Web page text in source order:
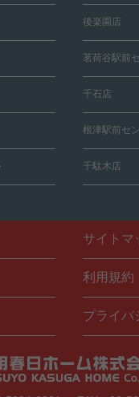
後楽園店
茗荷谷駅前
千石店
根津駅前セ
千駄木店
サイトマ
利用規約
プライバ